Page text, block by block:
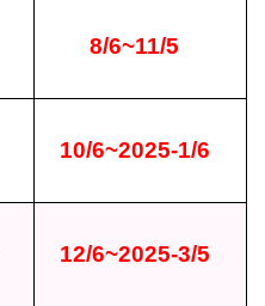
8/6~11/5
10/6~2025-1/6
12/6~2025-3/5